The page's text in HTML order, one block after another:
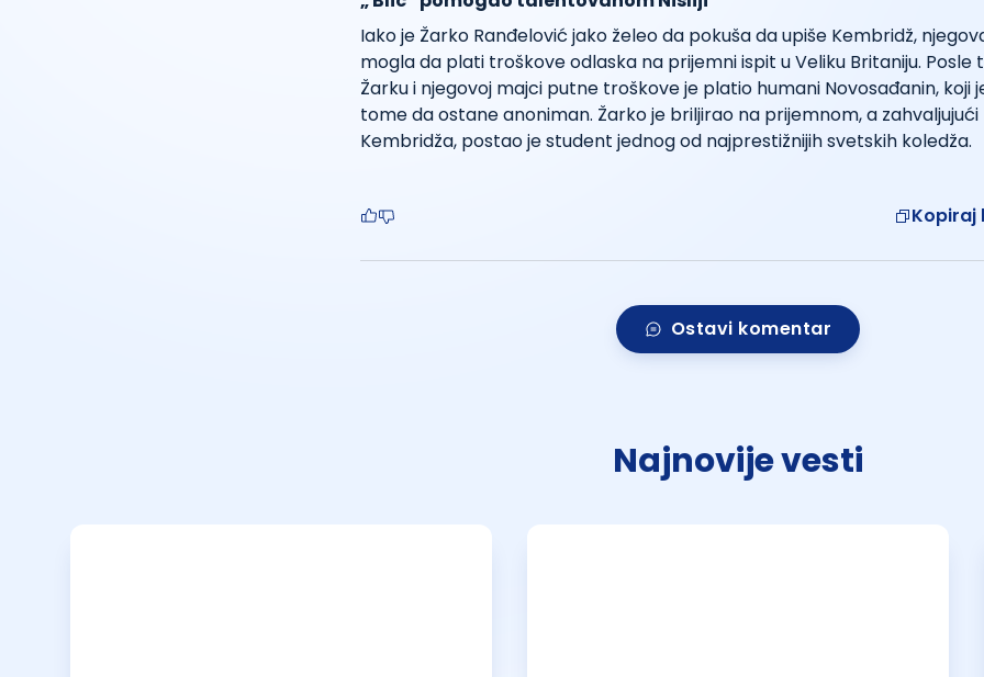
Iako je Žarko Ranđelović jako želeo da pokuša da upiše Kembridž,
mogla da plati troškove odlaska na prijemni ispit u Veliku Britaniju. Posle
Žarku i njegovoj majci putne troškove je platio humani Novosađanin, koji
tome da ostane anoniman. Žarko je briljirao na prijemnom, a
Kembridža, postao je student jednog od najprestižnijih svetskih koledža.
Kopiraj
Ostavi komentar
Najnovije vesti